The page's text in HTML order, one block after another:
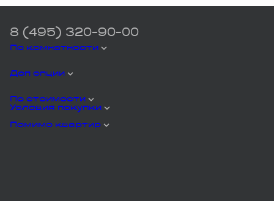
По комнатности
Доп опции
По стоимости
Помимо квартир
Условия покупки
8 (495) 320-90-00